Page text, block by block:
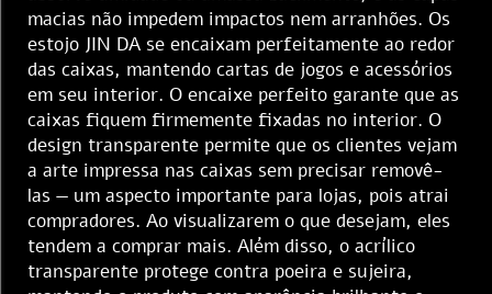
macias não impedem impactos nem arranhões. Os
estojo JIN DA se encaixam perfeitamente ao redor
das caixas, mantendo cartas de jogos e acessórios
em seu interior. O encaixe perfeito garante que as
caixas fiquem firmemente fixadas no interior. O
design transparente permite que os clientes vejam
a arte impressa nas caixas sem precisar removê-
las — um aspecto importante para lojas, pois atrai
compradores. Ao visualizarem o que desejam, eles
tendem a comprar mais. Além disso, o acrílico
transparente protege contra poeira e sujeira,